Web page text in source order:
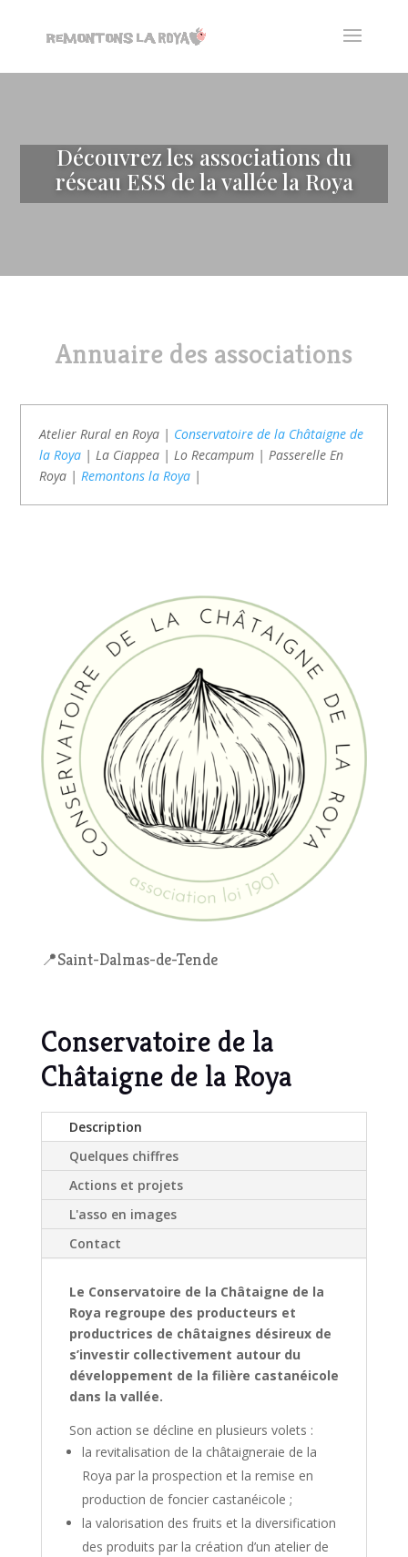
Découvrez les associations du
réseau ESS de la vallée la Roya
Annuaire des associations
Atelier Rural en Roya | Conservatoire de la Châtaigne de
la Roya | La Ciappea | Lo Recampum | Passerelle En
Roya |Remontons la Roya |
📍Saint-Dalmas-de-Tende
Conservatoire de la
Châtaigne de la Roya
Description
Quelques chiffres
Actions et projets
L'asso en images
Contact
Le Conservatoire de la Châtaigne de la
Roya regroupe des producteurs et
productrices de châtaignes désireux de
s’investir collectivement autour du
développement de la filière castanéicole
dans la vallée.
Son action se décline en plusieurs volets :
la revitalisation de la châtaigneraie de la
Roya par la prospection et la remise en
production de foncier castanéicole ;
la valorisation des fruits et la diversification
des produits par la création d’un atelier de